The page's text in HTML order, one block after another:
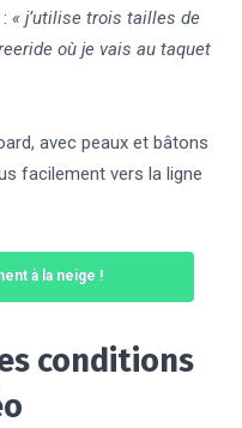
« j’utilise trois tailles de
où je vais au taquet
avec peaux et bâtons
facilement vers la ligne
à la neige !
conditions